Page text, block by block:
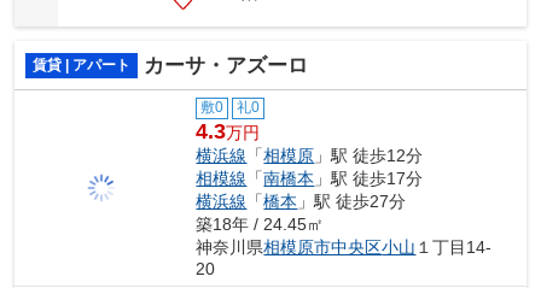
賃貸 | アパート カーサ・アズーロ
敷0 礼0
4.3万円
横浜線 「相模原 」駅 徒歩12分
相模線 「南橋本 」駅 徒歩17分
横浜線 「橋本 」駅 徒歩27分
築18年 / 24.45㎡
神奈川県相模原市中央区小山 １丁目14-
20